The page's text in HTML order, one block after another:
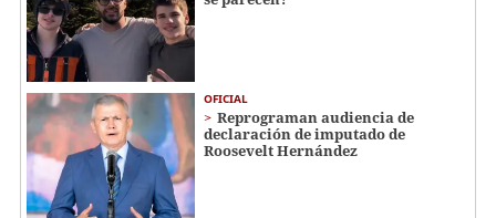
OFICIAL
Reprograman audiencia de
declaración de imputado de
Roosevelt Hernández